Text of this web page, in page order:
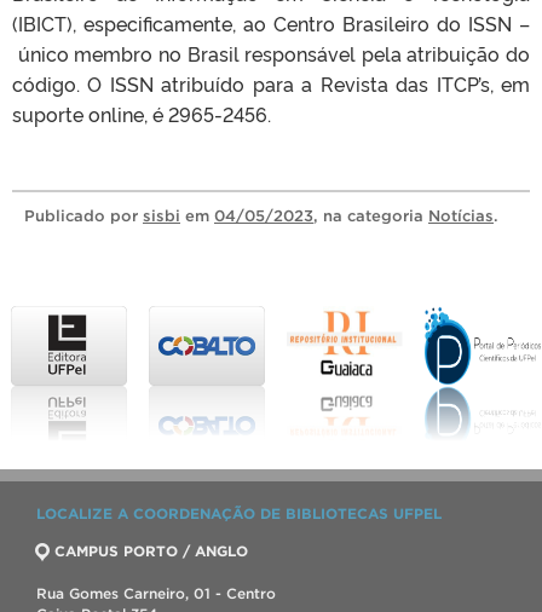
(IBICT), especificamente, ao Centro Brasileiro do ISSN –
único membro no Brasil responsável pela atribuição do
código. O ISSN atribuído para a Revista das ITCP’s, em
suporte online, é 2965-2456.
Publicado por sisbi em 04/05/2023, na categoria Notícias.
LOCALIZE A COORDENAÇÃO DE BIBLIOTECAS UFPEL
CAMPUS PORTO / ANGLO
Rua Gomes Carneiro, 01 - Centro